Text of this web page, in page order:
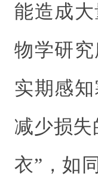
能造成
物学研
实期感
减少损
衣”，如